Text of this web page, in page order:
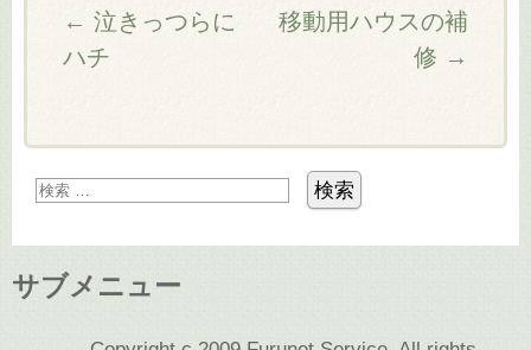
← 泣きっつらに
ハチ
移動用ハウスの補
修 →
サブメニュー